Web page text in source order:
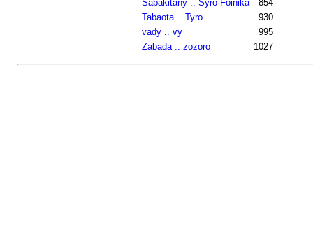
Sabakitany .. Syro-Foinika
854
Tabaota .. Tyro
930
vady .. vy
995
Zabada .. zozoro
1027